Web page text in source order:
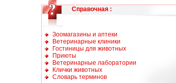
Справочная :
Зоомагазины и аптеки
Ветеринарные клиники
Гостиницы для животных
Приюты
Ветеринарные лаборатории
Клички животных
Словарь терминов